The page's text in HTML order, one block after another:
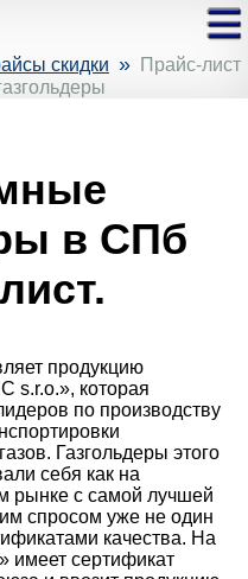
скидки »
Прайс-лист
в СПб
продукцию
s.r.o.», которая
по производству
Газгольдеры этого
себя как на
рынке с самой лучшей
спросом уже не один
качества. На
имеет сертификат